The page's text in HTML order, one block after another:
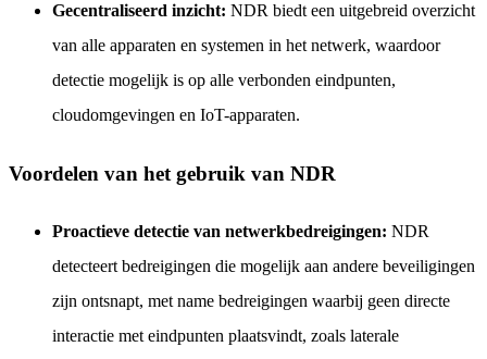
Gecentraliseerd inzicht: NDR biedt een uitgebreid overzicht
van alle apparaten en systemen in het netwerk, waardoor
detectie mogelijk is op alle verbonden eindpunten,
cloudomgevingen en IoT-apparaten.
Voordelen van het gebruik van NDR
Proactieve detectie van netwerkbedreigingen: NDR
detecteert bedreigingen die mogelijk aan andere beveiligingen
zijn ontsnapt, met name bedreigingen waarbij geen directe
interactie met eindpunten plaatsvindt, zoals laterale